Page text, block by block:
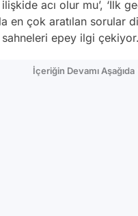
acı olur mu’, ‘İlk
en çok aratılan sorular
epey ilgi çekiyor.
İçeriğin Devamı Aşağıda